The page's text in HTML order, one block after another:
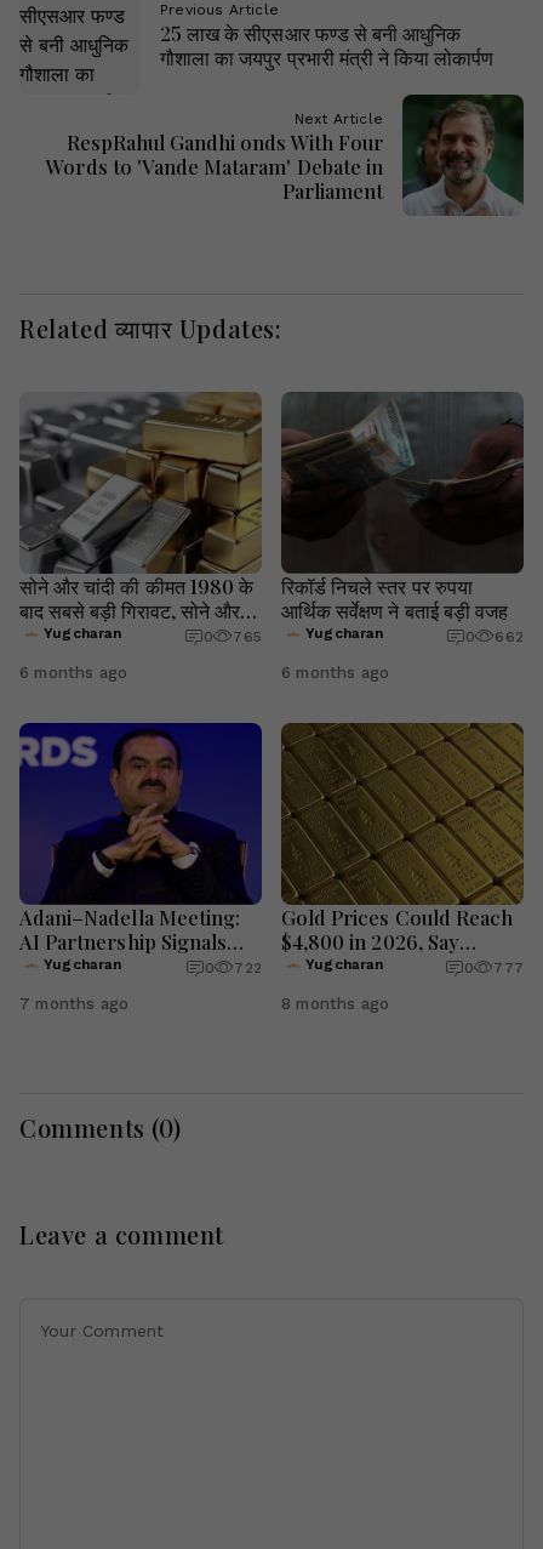
Previous Article
25 लाख के सीएसआर फण्ड से बनी आधुनिक
गौशाला का जयपुर प्रभारी मंत्री ने किया लोकार्पण
Next Article
RespRahul Gandhi onds With Four
Words to 'Vande Mataram' Debate in
Parliament
Related व्यापार Updates:
सोने और चांदी की कीमत 1980 के
बाद सबसे बड़ी गिरावट, सोने और
चांदी की कीमत से निवेशकों में
Yugcharan 0 765
6 months ago
रिकॉर्ड निचले स्तर पर रुपया
आर्थिक सर्वेक्षण ने बताई बड़ी वजह
Yugcharan 0 662
6 months ago
Adani–Nadella Meeting:
AI Partnership Signals
Big Leap for India
Yugcharan 0 722
7 months ago
Gold Prices Could Reach
$4,800 in 2026, Say
Global Brokerages
Yugcharan 0 777
8 months ago
Comments (0)
Leave a comment